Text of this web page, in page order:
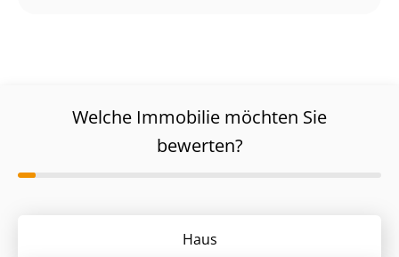
Welche Immobilie möchten Sie
bewerten?
Haus